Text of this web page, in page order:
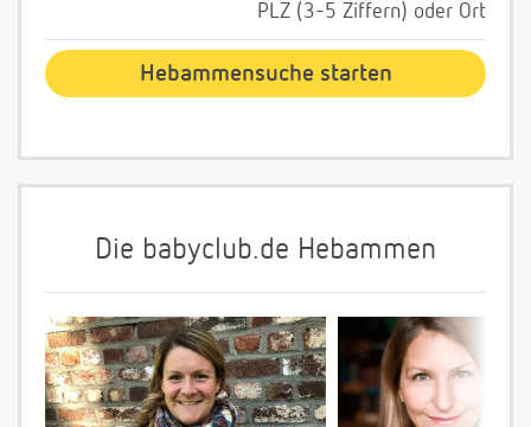
PLZ (3-5 Ziffern) oder Ort
Die babyclub.de Hebammen